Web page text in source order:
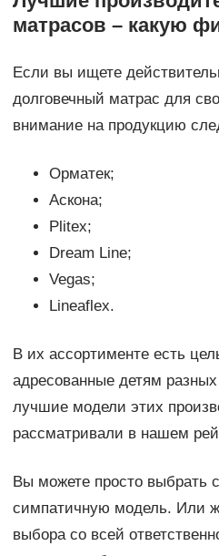
матрасов – какую
Если вы ищете
долговечный матрас для
внимание на продукцию
Орматек;
Аскона;
Plitex;
Dream Line;
Vegas;
Lineaflex.
В их ассортименте есть
адресованные детям
лучшие модели этих
рассматривали в нашем
Вы можете просто выбрать
симпатичную модель. Или
выбора со всей